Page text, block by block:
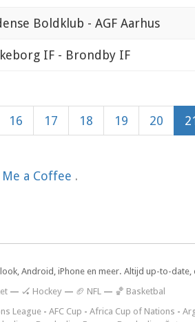
Boldklub - AGF Aarhus
IF - Brondby IF
16 17 18 19 20
Me a Coffee .
Android, iPhone en meer. Altijd up-to-date,
— 🏑 Hockey — 🏈 NFL — 🏀 Basketbal
League - AFC Cup - Africa Cup of Nations -